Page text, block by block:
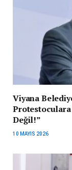
Viyana
Protestoculara
Değil!”
10 MAYIS 2026